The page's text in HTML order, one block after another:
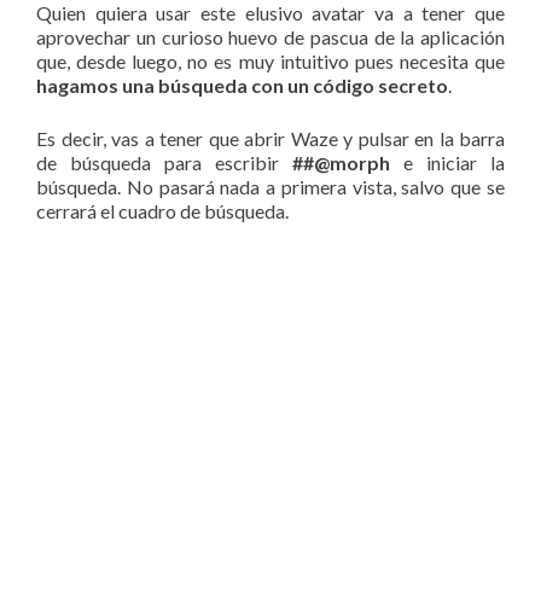
Quien quiera usar este elusivo avatar va a tener que
aprovechar un curioso huevo de pascua de la aplicación
que, desde luego, no es muy intuitivo pues necesita que
hagamos una búsqueda con un código secreto.
Es decir, vas a tener que abrir Waze y pulsar en la barra
de búsqueda para escribir ##@morph e iniciar la
búsqueda. No pasará nada a primera vista, salvo que se
cerrará el cuadro de búsqueda.